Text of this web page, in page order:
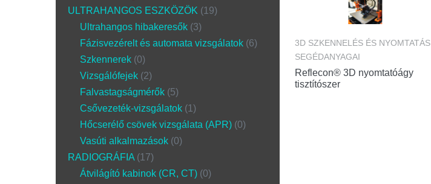
ULTRAHANGOS ESZKÖZÖK
19
Ultrahangos hibakeresők 3
Fázisvezérelt és automata vizsgálatok 6
Szkennerek 0
Vizsgálófejek 2
Falvastagságmérők 5
Csővezeték-vizsgálatok 1
Hőcserélő csövek vizsgálata (APR) 0
Vasúti alkalmazások 0
RADIOGRÁFIA 17
Átvilágító kabinok (CR, CT) 0
3D SZKENNELÉS ÉS NYOMTATÁS
SEGÉDANYAGAI
Reflecon® 3D nyomtatóágy
tisztítószer